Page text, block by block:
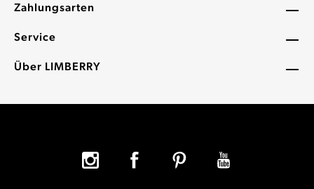
Zahlungsarten
Service
Über LIMBERRY